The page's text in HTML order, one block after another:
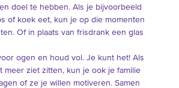
doel te hebben. Als je bijvoorbeeld
of koek eet, kun je op die momenten
Of in plaats van frisdrank een glas
ogen en houd vol. Je kunt het! Als
meer ziet zitten, kun je ook je familie
of ze je willen motiveren. Samen